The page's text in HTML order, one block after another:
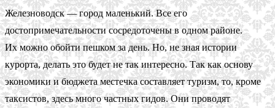
Железноводск — город маленький. Все его
достопримечательности сосредоточены в одном районе.
Их можно обойти пешком за день. Но, не зная истории
курорта, делать это будет не так интересно. Так как основу
экономики и бюджета местечка составляет туризм, то, кроме
таксистов, здесь много частных гидов. Они проводят